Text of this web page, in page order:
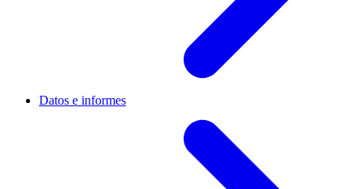
Datos e informes